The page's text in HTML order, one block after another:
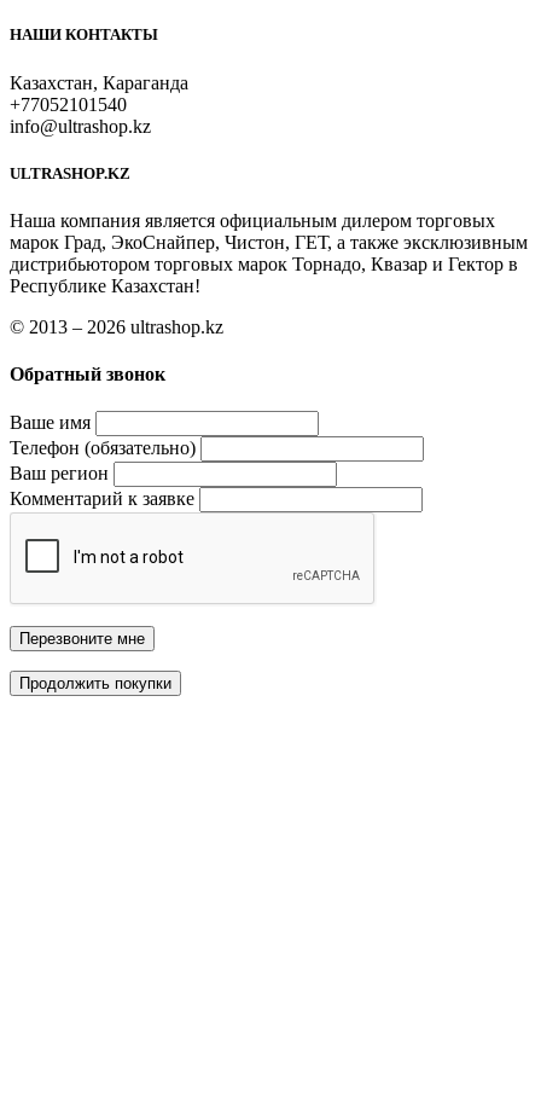
НАШИ КОНТАКТЫ
Казахстан, Караганда
+77052101540
info@ultrashop.kz
ULTRASHOP.KZ
Наша компания является официальным дилером торговых
марок Град, ЭкоСнайпер, Чистон, ГЕТ, а также эксклюзивным
дистрибьютором торговых марок Торнадо, Квазар и Гектор в
Республике Казахстан!
© 2013 – 2026 ultrashop.kz
Обратный звонок
Ваше имя
Телефон (обязательно)
Ваш регион
Комментарий к заявке
Перезвоните мне
Продолжить покупки